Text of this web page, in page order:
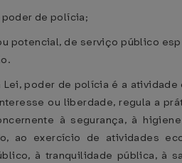
de polícia;
potencial, de serviço público
Lei, poder de polícia é a
ou liberdade, regula a
à segurança, à
ao exercício de atividades
à tranquilidade pública, à